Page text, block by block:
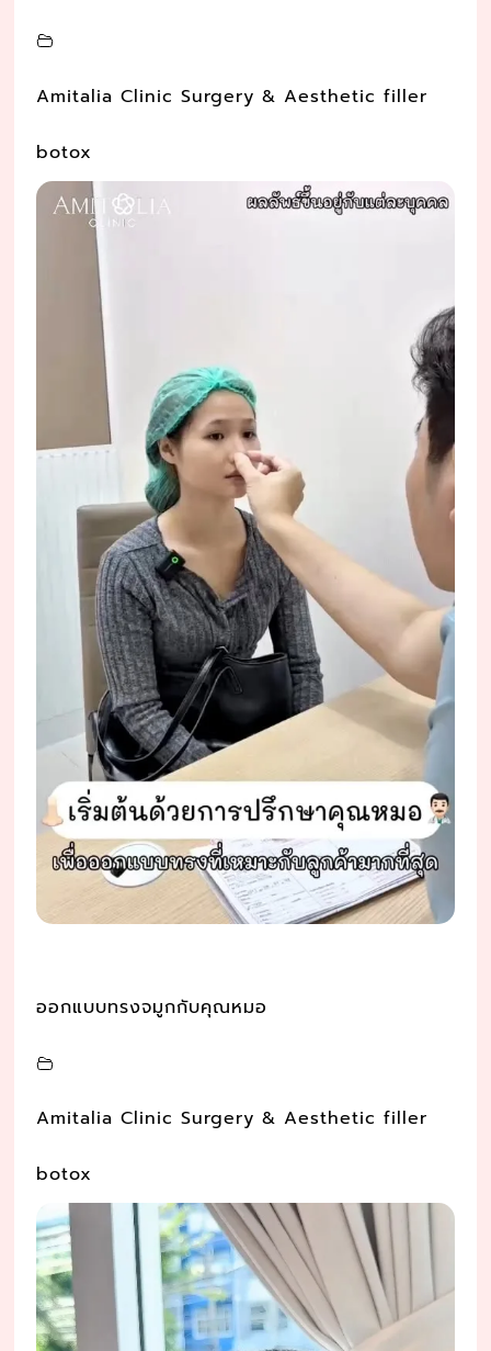
Amitalia Clinic Surgery & Aesthetic filler
botox
ออกแบบทรงจมูกกับคุณหมอ
Amitalia Clinic Surgery & Aesthetic filler
botox